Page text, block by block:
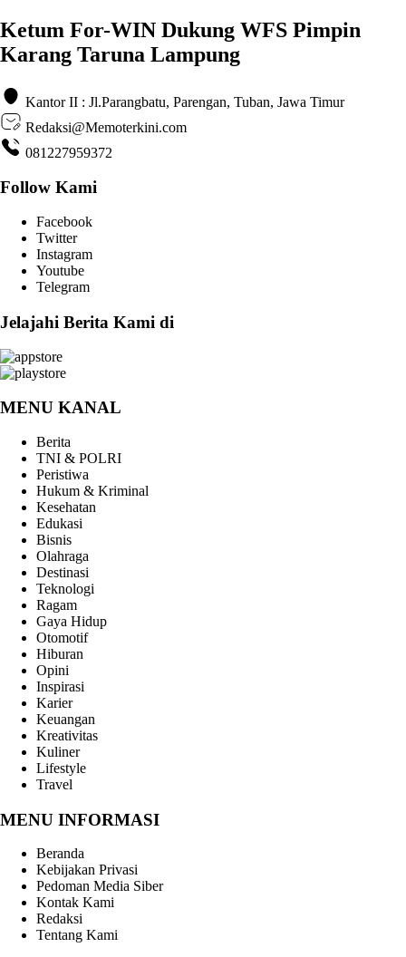
Ketum For-WIN Dukung WFS Pimpin
Karang Taruna Lampung
Kantor II : Jl.Parangbatu, Parengan, Tuban, Jawa Timur
Redaksi@Memoterkini.com
081227959372
Follow Kami
Facebook
Twitter
Instagram
Youtube
Telegram
Jelajahi Berita Kami di
MENU KANAL
Berita
TNI & POLRI
Peristiwa
Hukum & Kriminal
Kesehatan
Edukasi
Bisnis
Olahraga
Destinasi
Teknologi
Ragam
Gaya Hidup
Otomotif
Hiburan
Opini
Inspirasi
Karier
Keuangan
Kreativitas
Kuliner
Lifestyle
Travel
MENU INFORMASI
Beranda
Kebijakan Privasi
Pedoman Media Siber
Kontak Kami
Redaksi
Tentang Kami